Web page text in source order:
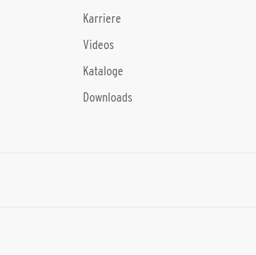
Karriere
Videos
Kataloge
Downloads